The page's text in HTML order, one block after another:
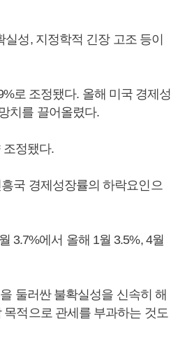
성, 지정학적 긴장 고조 등이
로 조정됐다. 올해 미국 경제성
치를 끌어올렸다.
조정됐다.
국 경제성장률의 하락요인으
3.7%에서 올해 1월 3.5%, 4월
둘러싼 불확실성을 신속히 해
적으로 관세를 부과하는 것도